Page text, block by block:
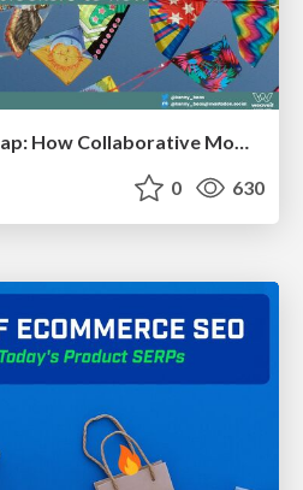
Bridging the Design Gap: How Collaborative Modelling removes blockers to flow between stakeholders and teams @FastFlow conf
0 630